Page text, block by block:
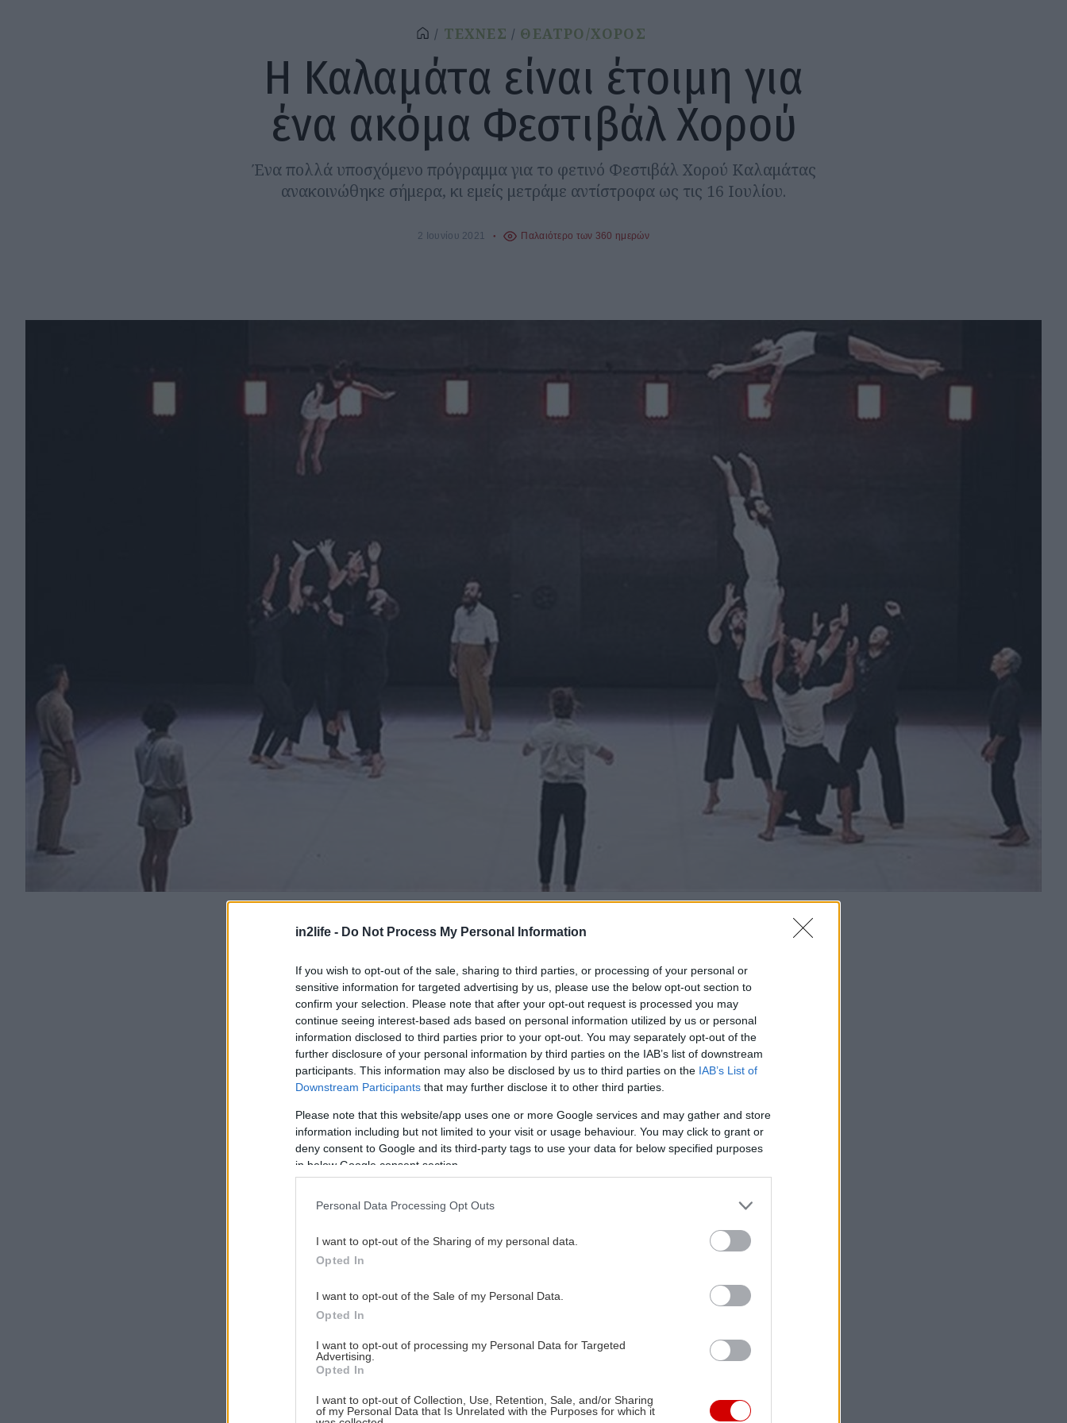
in2life - Do Not Process My Personal Information
If you wish to opt-out of the sale, sharing to third parties, or processing of your personal or
sensitive information for targeted advertising by us, please use the below opt-out section to
confirm your selection. Please note that after your opt-out request is processed you may
continue seeing interest-based ads based on personal information utilized by us or personal
information disclosed to third parties prior to your opt-out. You may separately opt-out of the
further disclosure of your personal information by third parties on the IAB’s list of downstream
participants. This information may also be disclosed by us to third parties on the IAB’s List of
Downstream Participants that may further disclose it to other third parties.
Please note that this website/app uses one or more Google services and may gather and store
information including but not limited to your visit or usage behaviour. You may click to grant or
deny consent to Google and its third-party tags to use your data for below specified purposes
in below Google consent section.
Personal Data Processing Opt Outs
I want to opt-out of the Sharing of my personal data.
Opted In
I want to opt-out of the Sale of my Personal Data.
Opted In
I want to opt-out of processing my Personal Data for Targeted
Advertising.
Opted In
I want to opt-out of Collection, Use, Retention, Sale, and/or Sharing
of my Personal Data that Is Unrelated with the Purposes for which it
ΤΕΧΝΕΣ ΘΕΑΤΡΟ/ΧΟΡΟΣ
Η Καλαμάτα είναι έτοιμη για
ένα ακόμα Φεστιβάλ Χορού
Ένα πολλά υποσχόμενο πρόγραμμα για το φετινό Φεστιβάλ Χορού Καλαμάτας
ανακοινώθηκε σήμερα, κι εμείς μετράμε αντίστροφα ως τις 16 Ιουλίου.
2 Ιουνίου 2021 Παλαιότερο των 360 ημερών